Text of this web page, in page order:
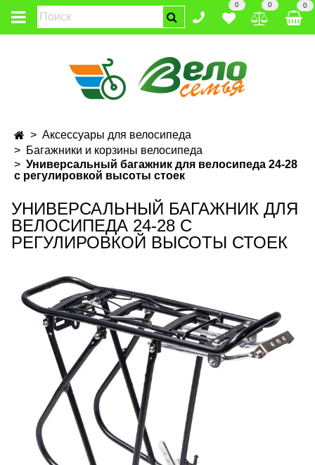
0 0 0
Аксессуары для велосипеда
Багажники и корзины велосипеда
Универсальный багажник для велосипеда 24-28
с регулировкой высоты стоек
УНИВЕРСАЛЬНЫЙ БАГАЖНИК ДЛЯ
ВЕЛОСИПЕДА 24-28 С
РЕГУЛИРОВКОЙ ВЫСОТЫ СТОЕК